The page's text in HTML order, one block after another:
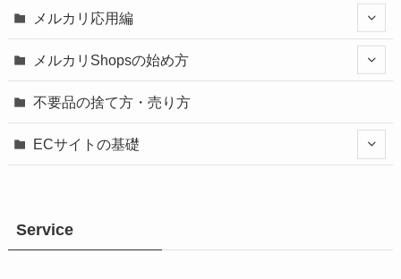
メルカリ応用編
メルカリShopsの始め方
不要品の捨て方・売り方
ECサイトの基礎
Service